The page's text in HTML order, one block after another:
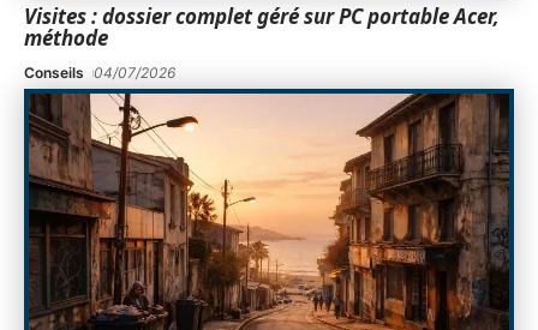
Visites : dossier complet géré sur PC portable Acer,
méthode
Conseils 04/07/2026